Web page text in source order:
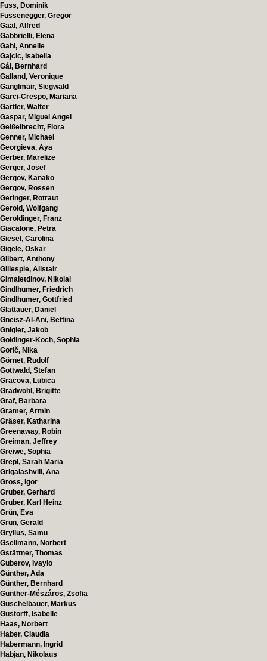
Fuss, Dominik
Fussenegger, Gregor
Gaal, Alfred
Gabbrielli, Elena
Gahl, Annelie
Gajcic, Isabella
Gál, Bernhard
Galland, Veronique
Ganglmair, Siegwald
Garci-Crespo, Mariana
Gartler, Walter
Gaspar, Miguel Angel
Geißelbrecht, Flora
Genner, Michael
Georgieva, Aya
Gerber, Marelize
Gerger, Josef
Gergov, Kanako
Gergov, Rossen
Geringer, Rotraut
Gerold, Wolfgang
Geroldinger, Franz
Giacalone, Petra
Giesel, Carolina
Gigele, Oskar
Gilbert, Anthony
Gillespie, Alistair
Gimaletdinov, Nikolai
Gindlhumer, Friedrich
Gindlhumer, Gottfried
Glattauer, Daniel
Gneisz-Al-Ani, Bettina
Gnigler, Jakob
Goidinger-Koch, Sophia
Gorič, Nika
Görnet, Rudolf
Gottwald, Stefan
Gracova, Lubica
Gradwohl, Brigitte
Graf, Barbara
Gramer, Armin
Gräser, Katharina
Greenaway, Robin
Greiman, Jeffrey
Greiwe, Sophia
Grepl, Sarah Maria
Grigalashvili, Ana
Gross, Igor
Gruber, Gerhard
Gruber, Karl Heinz
Grün, Eva
Grün, Gerald
Gryllus, Samu
Gsellmann, Norbert
Gstättner, Thomas
Guberov, Ivaylo
Günther, Ada
Günther, Bernhard
Günther-Mészáros, Zsofia
Guschelbauer, Markus
Gustorff, Isabelle
Haas, Norbert
Haber, Claudia
Habermann, Ingrid
Habjan, Nikolaus